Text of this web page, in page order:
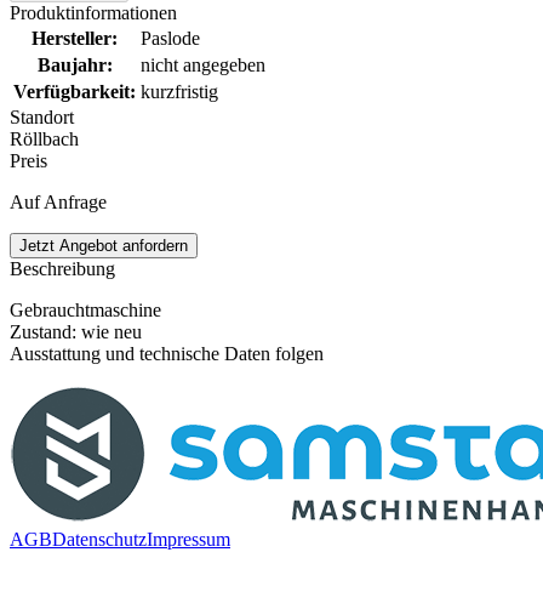
Produktinformationen
Hersteller:
Paslode
Baujahr:
nicht angegeben
Verfügbarkeit: kurzfristig
Standort
Röllbach
Preis
Auf Anfrage
Jetzt Angebot anfordern
Beschreibung
Gebrauchtmaschine
Zustand: wie neu
Ausstattung und technische Daten folgen
AGBDatenschutzImpressum